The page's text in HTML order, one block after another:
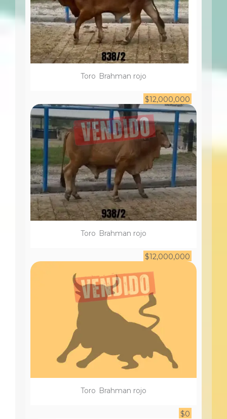
Toro Brahman rojo
$12,000,000
Toro Brahman rojo
$12,000,000
Toro Brahman rojo
$0